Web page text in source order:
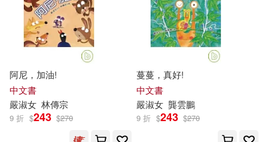
阿尼，加油!
中文書
嚴淑女 林傳宗
9 折 $243 $270
蔓蔓，真好!
中文書
嚴淑女 龔雲鵬
9 折 $243 $270